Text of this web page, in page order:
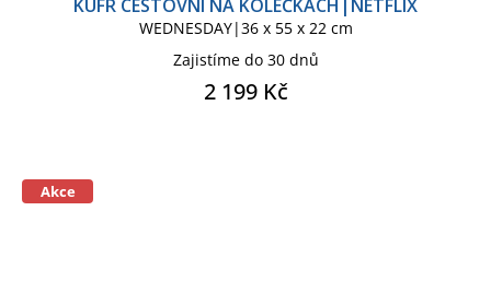
KUFR CESTOVNÍ NA KOLEČKÁCH|NETFLIX
WEDNESDAY|36 x 55 x 22 cm
Zajistíme do 30 dnů
2 199 Kč
Akce